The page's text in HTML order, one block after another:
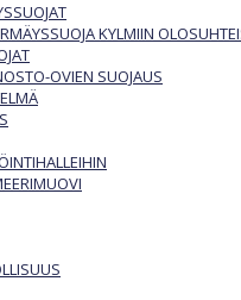
KYLMIIN
OVIEN SUOJAUS